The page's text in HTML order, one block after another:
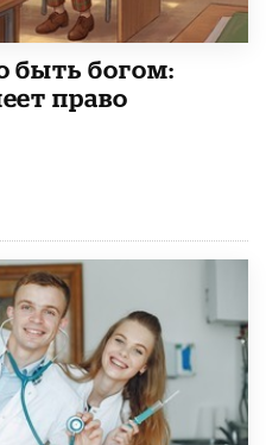
быть богом:
право